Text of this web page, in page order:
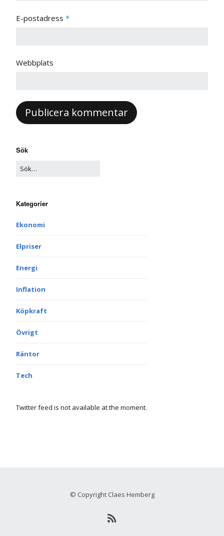
E-postadress *
Webbplats
Sök
Kategorier
Ekonomi
Elpriser
Energi
Inflation
Köpkraft
Övrigt
Räntor
Tech
Twitter feed is not available at the moment.
© Copyright Claes Hemberg